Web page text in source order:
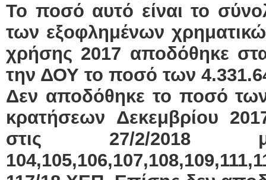
Το ποσό αυτό είναι το
των εξοφλημένων
χρήσης 2017 αποδόθηκε
την ΔΟΥ το ποσό των
Δεν αποδόθηκε το ποσό
κρατήσεων Δεκεμβρίου
στις 27/2/